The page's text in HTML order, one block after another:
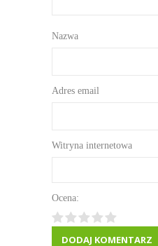
Nazwa
Adres email
Witryna internetowa
Ocena: